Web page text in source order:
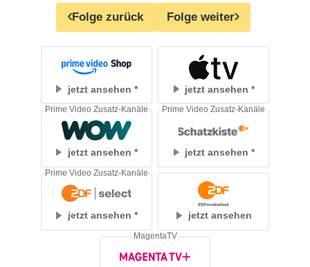
Folge zurück Folge weiter
jetzt ansehen jetzt ansehen
jetzt ansehen
Prime Video Zusatz-Kanäle
jetzt ansehen
Prime Video Zusatz-Kanäle
jetzt ansehen
Prime Video Zusatz-Kanäle
jetzt ansehen
MagentaTV